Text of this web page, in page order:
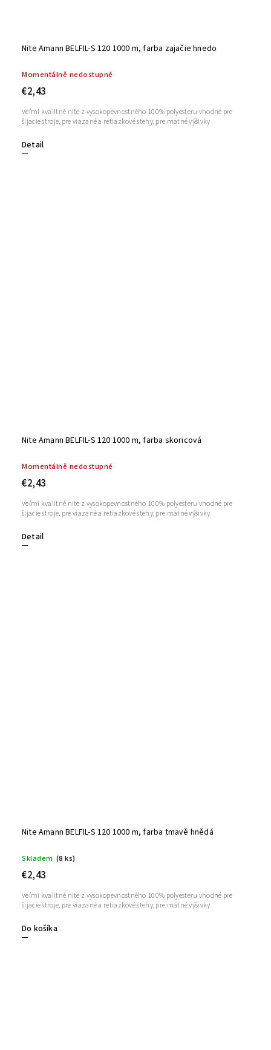
Nite Amann BELFIL-S 120 1000 m, farba zajačie hnedo
Momentálně nedostupné
€2,43
Detail
Veľmi kvalitné nite z vysokopevnostného 100% polyesteru vhodné pre
šijacie stroje, pre viazané a retiazkové stehy, pre matné výšivky
Nite Amann BELFIL-S 120 1000 m, farba skoricová
Momentálně nedostupné
€2,43
Detail
Veľmi kvalitné nite z vysokopevnostného 100% polyesteru vhodné pre
šijacie stroje, pre viazané a retiazkové stehy, pre matné výšivky
Nite Amann BELFIL-S 120 1000 m, farba tmavě hnědá
Skladem (8 ks)
€2,43
Do košíka
Veľmi kvalitné nite z vysokopevnostného 100% polyesteru vhodné pre
šijacie stroje, pre viazané a retiazkové stehy, pre matné výšivky